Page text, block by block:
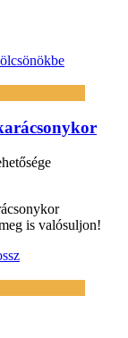
is valósuljon!